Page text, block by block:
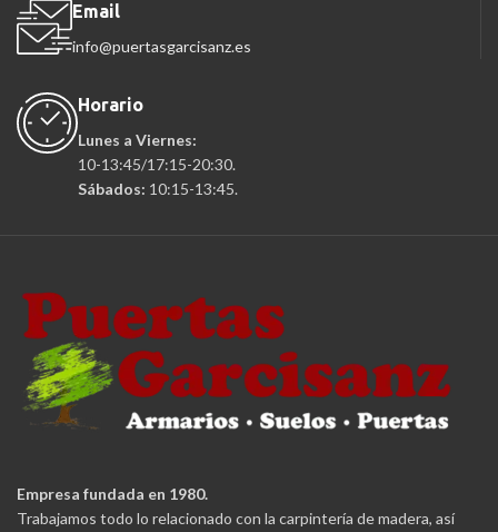
Email
info@puertasgarcisanz.es
Horario
Lunes a Viernes:
10-13:45/17:15-20:30.
Sábados: 10:15-13:45.
Empresa fundada en 1980.
Trabajamos todo lo relacionado con la carpintería de madera, así